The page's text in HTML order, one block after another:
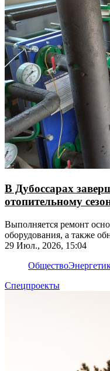
В Дубоссарах
отопительному
Выполняется ремонт
оборудования, а также
инженерных сетей
29 Июл., 2026, 15:04
Общество
Спецпроекты